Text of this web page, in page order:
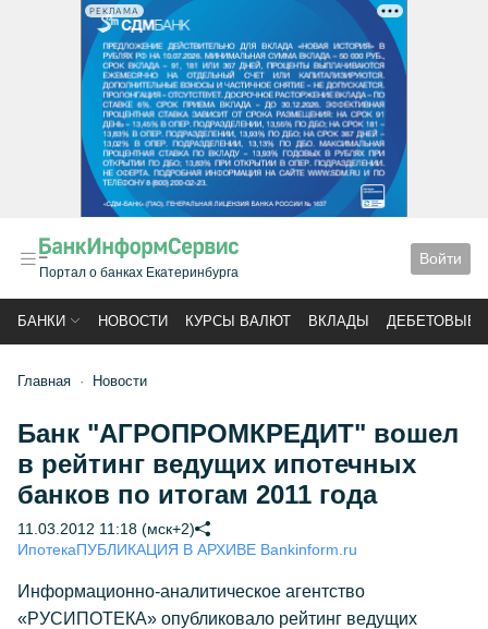
РЕКЛАМА
Портал о банках Екатеринбурга
Войти
БАНКИ НОВОСТИ КУРСЫ ВАЛЮТ ВКЛАДЫ ДЕБЕТОВЫЕ
Главная Новости
Банк "АГРОПРОМКРЕДИТ" вошел
в рейтинг ведущих ипотечных
банков по итогам 2011 года
11.03.2012 11:18 (мск+2)
ИпотекаПУБЛИКАЦИЯ В АРХИВЕ Bankinform.ru
Информационно-аналитическое агентство
«РУСИПОТЕКА» опубликовало рейтинг ведущих